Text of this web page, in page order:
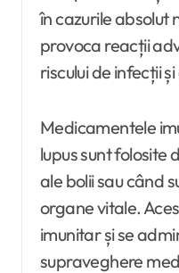
în cazurile absolut
provoca reacții
riscului de infecții
Medicamentele
lupus sunt folosite
ale bolii sau când
organe vitale.
imunitar și se
supraveghere